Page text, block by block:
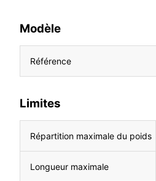
Modèle
Référence
Limites
Répartition maximale du poids
Longueur maximale